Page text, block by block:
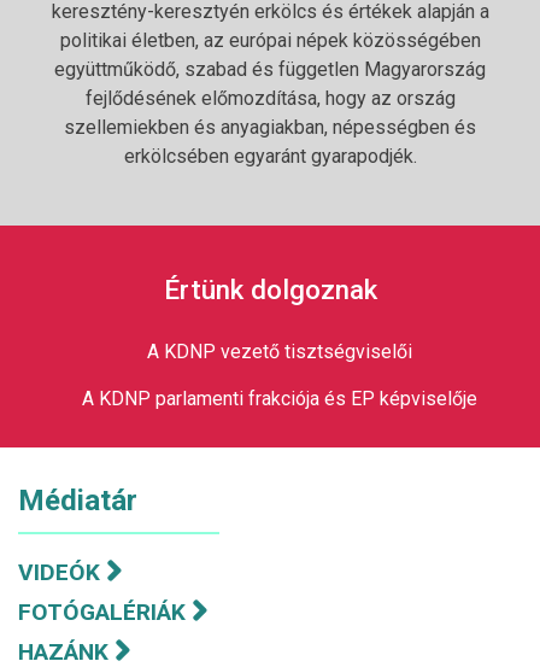
keresztény-keresztyén erkölcs és értékek alapján a
politikai életben, az európai népek közösségében
együttműködő, szabad és független Magyarország
fejlődésének előmozdítása, hogy az ország
szellemiekben és anyagiakban, népességben és
erkölcsében egyaránt gyarapodjék.
Értünk dolgoznak
A KDNP vezető tisztségviselői
A KDNP parlamenti frakciója és EP képviselője
Médiatár
VIDEÓK
FOTÓGALÉRIÁK
HAZÁNK